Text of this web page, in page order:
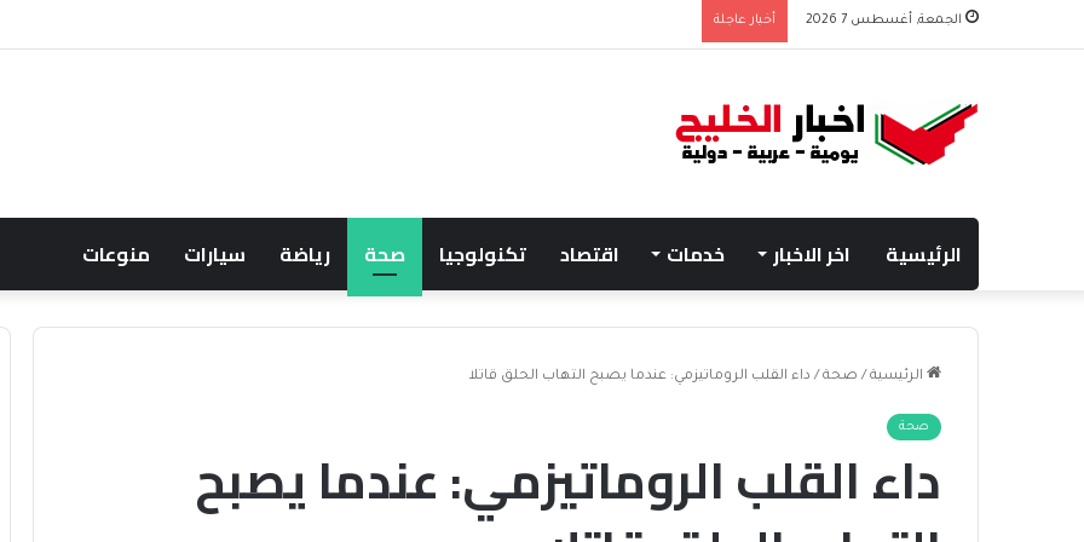
الجمعة, أغسطس 7 2026 أخبار عاجلة
الرئيسية اخر الاخبار خدمات اقتصاد تكنولوجيا صحة رياضة سيارات منوعات
الرئيسية / صحة / داء القلب الروماتيزمي: عندما يصبح التهاب الحلق قاتلا
صحة
داء القلب الروماتيزمي: عندما يصبح